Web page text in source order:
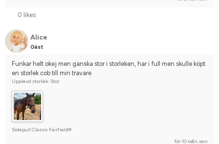
0 likes
Alice
Gäst
Funkar helt okej men ganska stor i storleken, har i full men skulle köpt
en storlek cob till min travare
Upplevd storlek: Stor
Sidepull Classic Fairfield®
för 10 mån. sen